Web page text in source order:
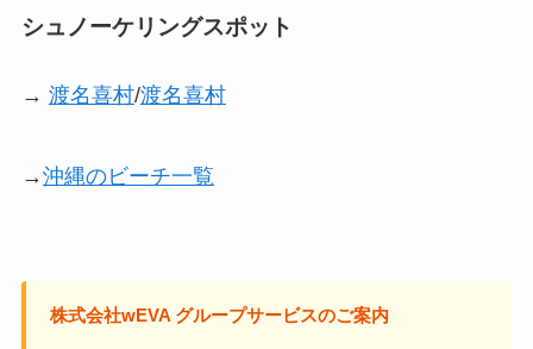
シュノーケリングスポット
→ 渡名喜村/渡名喜村
→沖縄のビーチ一覧
株式会社wEVA グループサービスのご案内